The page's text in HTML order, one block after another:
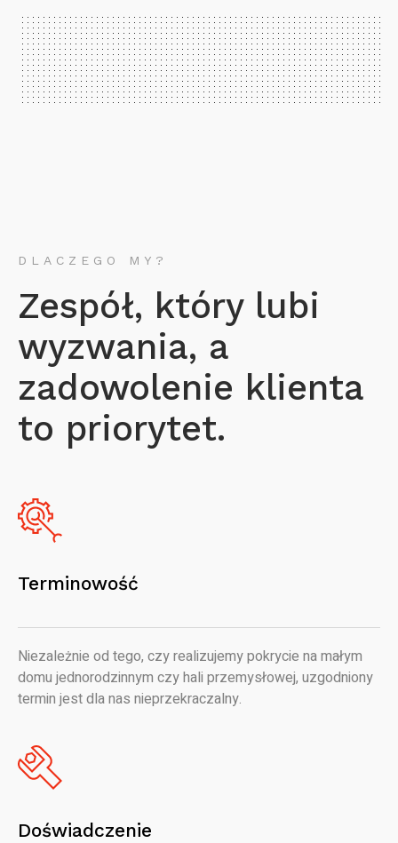
DLACZEGO MY?
Zespół, który lubi
wyzwania, a
zadowolenie klienta
to priorytet.
Terminowość
Niezależnie od tego, czy realizujemy pokrycie na małym
domu jednorodzinnym czy hali przemysłowej, uzgodniony
termin jest dla nas nieprzekraczalny.
Doświadczenie